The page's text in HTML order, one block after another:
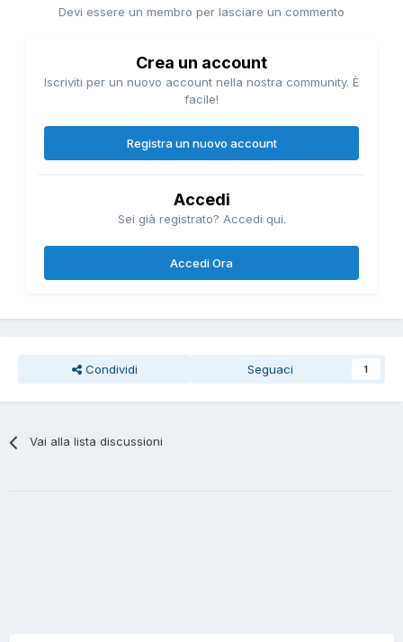
Devi essere un membro per lasciare un commento
Crea un account
Iscriviti per un nuovo account nella nostra community. È
facile!
Registra un nuovo account
Accedi
Sei già registrato? Accedi qui.
Accedi Ora
Condividi Seguaci 1
Vai alla lista discussioni